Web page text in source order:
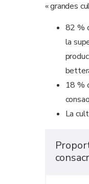
« grandes
82 %
la
18 %
La